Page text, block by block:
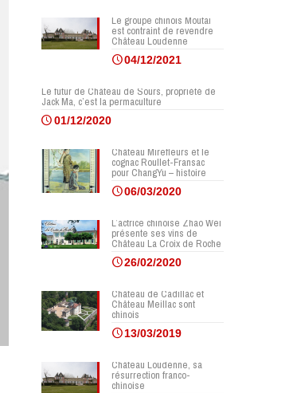
Le groupe chinois Moutai
est contraint de revendre
Château Loudenne
04/12/2021
Le futur de Château de Sours, propriété de
Jack Ma, c’est la permaculture
01/12/2020
Château Mirefleurs et le
cognac Roullet-Fransac
pour ChangYu – histoire
06/03/2020
L’actrice chinoise Zhao Wei
présente ses vins de
Château La Croix de Roche
26/02/2020
Château de Cadillac et
Château Meillac sont
chinois
13/03/2019
Château Loudenne, sa
résurrection franco-
chinoise